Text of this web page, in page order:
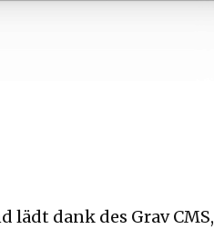
lädt dank des Grav CMS,